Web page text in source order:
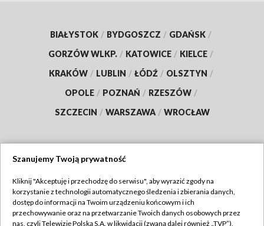
BIAŁYSTOK / BYDGOSZCZ / GDAŃSK /
GORZÓW WLKP. / KATOWICE / KIELCE /
KRAKÓW / LUBLIN / ŁÓDŹ / OLSZTYN /
OPOLE / POZNAŃ / RZESZÓW /
SZCZECIN / WARSZAWA / WROCŁAW
TVP
Abonament TVP
Regulamin TVP
Szanujemy Twoją prywatność
Kliknij "Akceptuję i przechodzę do serwisu", aby wyrazić zgody na
korzystanie z technologii automatycznego śledzenia i zbierania danych,
dostęp do informacji na Twoim urządzeniu końcowym i ich
przechowywanie oraz na przetwarzanie Twoich danych osobowych przez
nas, czyli Telewizję Polską S.A. w likwidacji (zwaną dalej również „TVP”),